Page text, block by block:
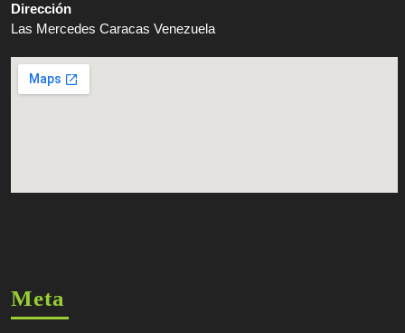
Dirección
Las Mercedes Caracas Venezuela
Meta